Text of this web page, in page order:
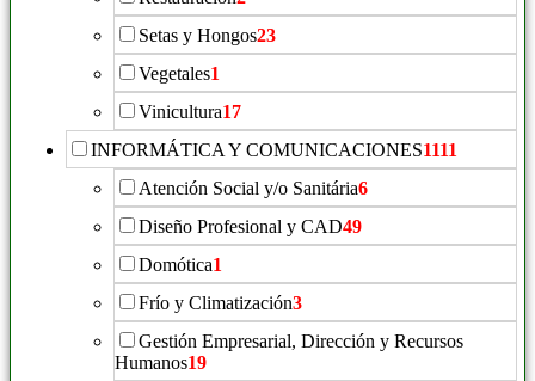
Setas y Hongos23
Vegetales1
Vinicultura17
INFORMÁTICA Y COMUNICACIONES1111
Atención Social y/o Sanitária6
Diseño Profesional y CAD49
Domótica1
Frío y Climatización3
Gestión Empresarial, Dirección y Recursos
Humanos19